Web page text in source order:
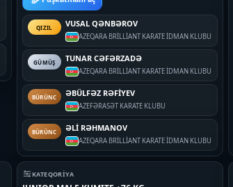
QIZIL VUSAL QƏNBƏROV
AZEQARA BRİLLİANT KARATE İDMAN KLUBU
GÜMÜŞ TUNAR CƏFƏRZADƏ
AZEQARA BRİLLİANT KARATE İDMAN KLUBU
BÜRÜNC ƏBÜLFƏZ RƏFİYEV
AZEFƏRASƏT KARATE KLUBU
BÜRÜNC ƏLİ RƏHMANOV
AZEQARA BRİLLİANT KARATE İDMAN KLUBU
KATEQORIYA